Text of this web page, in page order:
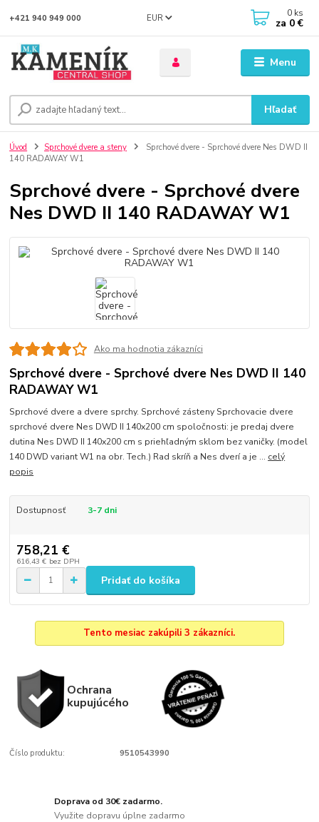
Menu
EUR
Hľadať
+421 940 949 000 0 ks
za 0 €
Úvod Sprchové dvere a steny
Sprchové dvere - Sprchové dvere Nes DWD II
140 RADAWAY W1
Sprchové dvere - Sprchové dvere
Nes DWD II 140 RADAWAY W1
Ako ma hodnotia zákazníci
Sprchové dvere - Sprchové dvere Nes DWD II 140
RADAWAY W1
Sprchové dvere a dvere sprchy. Sprchové zásteny Sprchovacie dvere
sprchové dvere Nes DWD II 140x200 cm spoločnosti: je predaj dvere
dutina Nes DWD II 140x200 cm s priehľadným sklom bez vaničky. (model
140 DWD variant W1 na obr. Tech.) Rad skríň a Nes dverí a je ... celý
popis
Dostupnosť 3-7 dni
758,21 €
616,43 € bez DPH
Pridať do košíka
Tento mesiac zakúpili 3 zákazníci.
Ochrana
kupujúcého
Číslo produktu: 9510543990
Doprava od 30€ zadarmo.
Využite dopravu úplne zadarmo